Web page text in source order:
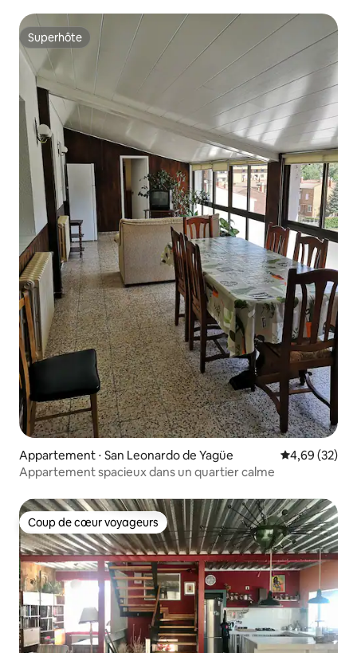
Superhôte
Superhôte
Appartement ⋅ San Leonardo de Yagüe Évaluation
4,69 (32)
Appartement spacieux dans un quartier calme
Coup de cœur voyageurs
Coup de cœur voyageurs